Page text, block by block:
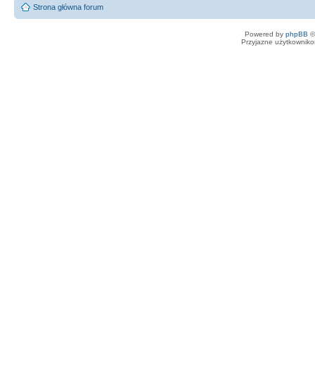
Strona główna forum
Powered by phpBB
Przyjazne